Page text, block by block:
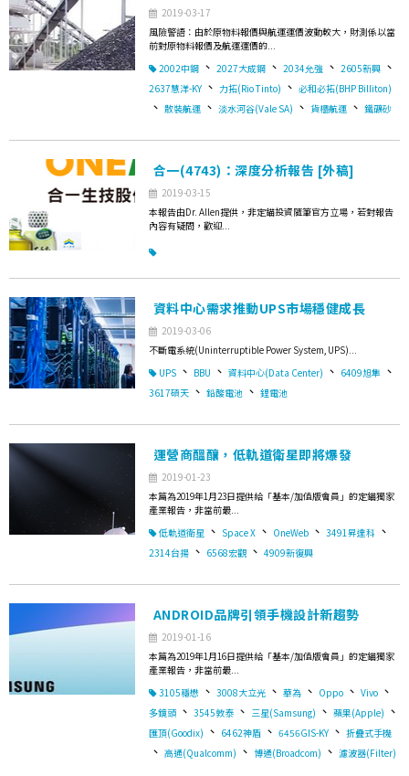
2019-03-17
風險警語：由於原物料報價與航運運價波動較大，財測係以當
前對原物料報價及航運運價的...
2002中鋼 、 2027大成鋼 、 2034允強 、 2605新興 、
2637慧洋-KY 、 力拓(Rio Tinto) 、 必和必拓(BHP Billiton)
、 散裝航運 、 淡水河谷(Vale SA) 、 貨櫃航運 、 鐵礦砂
合一(4743)：深度分析報告 [外稿]
2019-03-15
本報告由Dr. Allen提供，非定錨投資隨筆官方立場，若對報告
內容有疑問，歡迎...
資料中心需求推動UPS市場穩健成長
2019-03-06
不斷電系統(Uninterruptible Power System, UPS)...
UPS 、 BBU 、 資料中心(Data Center) 、 6409旭隼 、
3617碩天 、 鉛酸電池 、 鋰電池
運營商醞釀，低軌道衛星即將爆發
2019-01-23
本篇為2019年1月23日提供給「基本/加值版會員」的定錨獨家
產業報告，非當前最...
低軌道衛星 、 Space X 、 OneWeb 、 3491昇達科 、
2314台揚 、 6568宏觀 、 4909新復興
ANDROID品牌引領手機設計新趨勢
2019-01-16
本篇為2019年1月16日提供給「基本/加值版會員」的定錨獨家
產業報告，非當前最...
3105穩懋 、 3008大立光 、 華為 、 Oppo 、 Vivo 、
多鏡頭 、 3545敦泰 、 三星(Samsung) 、 蘋果(Apple) 、
匯頂(Goodix) 、 6462神盾 、 6456GIS-KY 、 折疊式手機
、 高通(Qualcomm) 、 博通(Broadcom) 、 濾波器(Filter)